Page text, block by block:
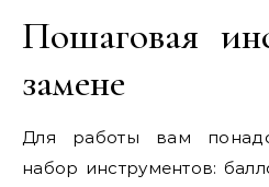
Пошаговая
замене
Для работы вам
набор инструментов: